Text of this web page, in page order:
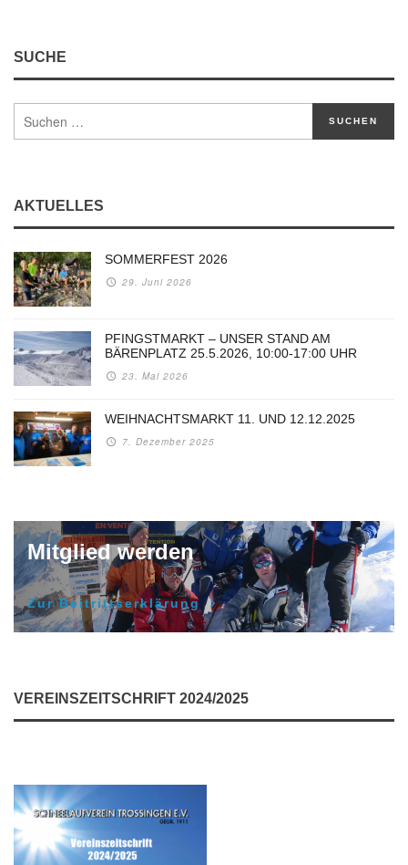
SUCHE
AKTUELLES
SOMMERFEST 2026
29. Juni 2026
PFINGSTMARKT – UNSER STAND AM
BÄRENPLATZ 25.5.2026, 10:00-17:00 UHR
23. Mai 2026
WEIHNACHTSMARKT 11. UND 12.12.2025
7. Dezember 2025
Mitglied werden
Zur Beitrittserklärung
VEREINSZEITSCHRIFT 2024/2025